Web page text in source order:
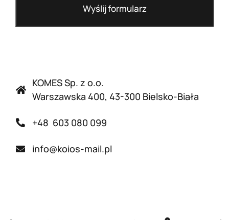
KOMES Sp. z o.o.
Warszawska 400, 43-300 Bielsko-Biała
+48 603 080 099
info@koios-mail.pl